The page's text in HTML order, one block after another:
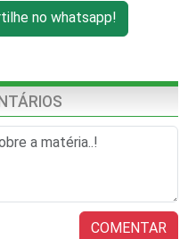
no whatsapp!
COMENTAR